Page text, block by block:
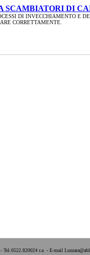
SCAMBIATORI DI
DI INVECCHIAMENTO E
CORRETTAMENTE.
r.a. - E-mail